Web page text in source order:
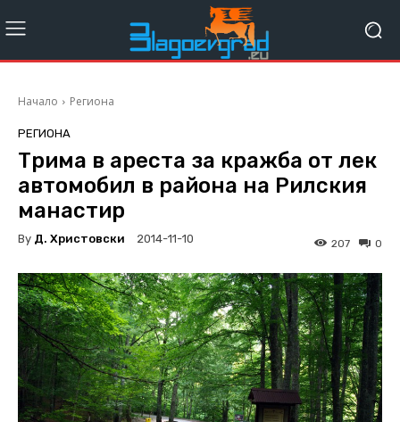
Начало Региона
РЕГИОНА
Трима в ареста за кражба от лек
автомобил в района на Рилския
манастир
By Д. Христовски 2014-11-10 0
207